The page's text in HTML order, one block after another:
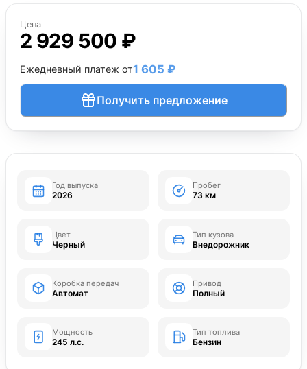
Цена
2 929 500 ₽
Ежедневный платеж от1 605 ₽
Получить предложение
Год выпуска
2026
Пробег
73 км
Цвет
Черный
Тип кузова
Внедорожник
Коробка передач
Автомат
Привод
Полный
Мощность
245 л.с.
Тип топлива
Бензин